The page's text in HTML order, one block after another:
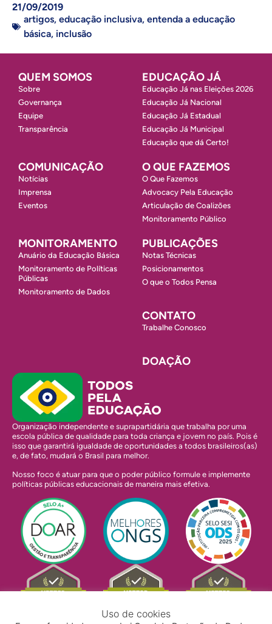
21/09/2019
artigos, educação inclusiva, entenda a educação
básica, inclusão
QUEM SOMOS
Sobre
Governança
Equipe
Transparência
EDUCAÇÃO JÁ
Educação Já nas Eleições 2026
Educação Já Nacional
Educação Já Estadual
Educação Já Municipal
Educação que dá Certo!
COMUNICAÇÃO
Notícias
Imprensa
Eventos
O QUE FAZEMOS
O Que Fazemos
Advocacy Pela Educação
Articulação de Coalizões
Monitoramento Público
MONITORAMENTO
Anuário da Educação Básica
Monitoramento de Políticas
Públicas
Monitoramento de Dados
PUBLICAÇÕES
Notas Técnicas
Posicionamentos
O que o Todos Pensa
CONTATO
Trabalhe Conosco
DOAÇÃO
Organização independente e suprapartidária que trabalha por uma
escola pública de qualidade para toda criança e jovem no país. Pois é
isso que garantirá igualdade de oportunidades a todos brasileiros(as)
e, de fato, mudará o Brasil para melhor.
Nosso foco é atuar para que o poder público formule e implemente
políticas públicas educacionais de maneira mais efetiva.
Uso de cookies